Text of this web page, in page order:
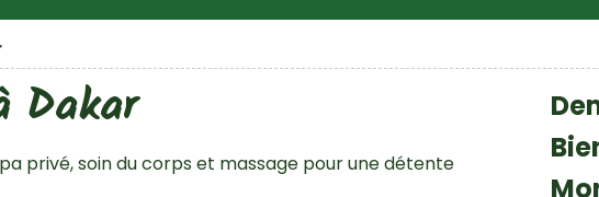
Dakar
privé, soin du corps et massage pour une détente